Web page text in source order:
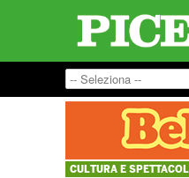
CULTURA E SPETTACOLI